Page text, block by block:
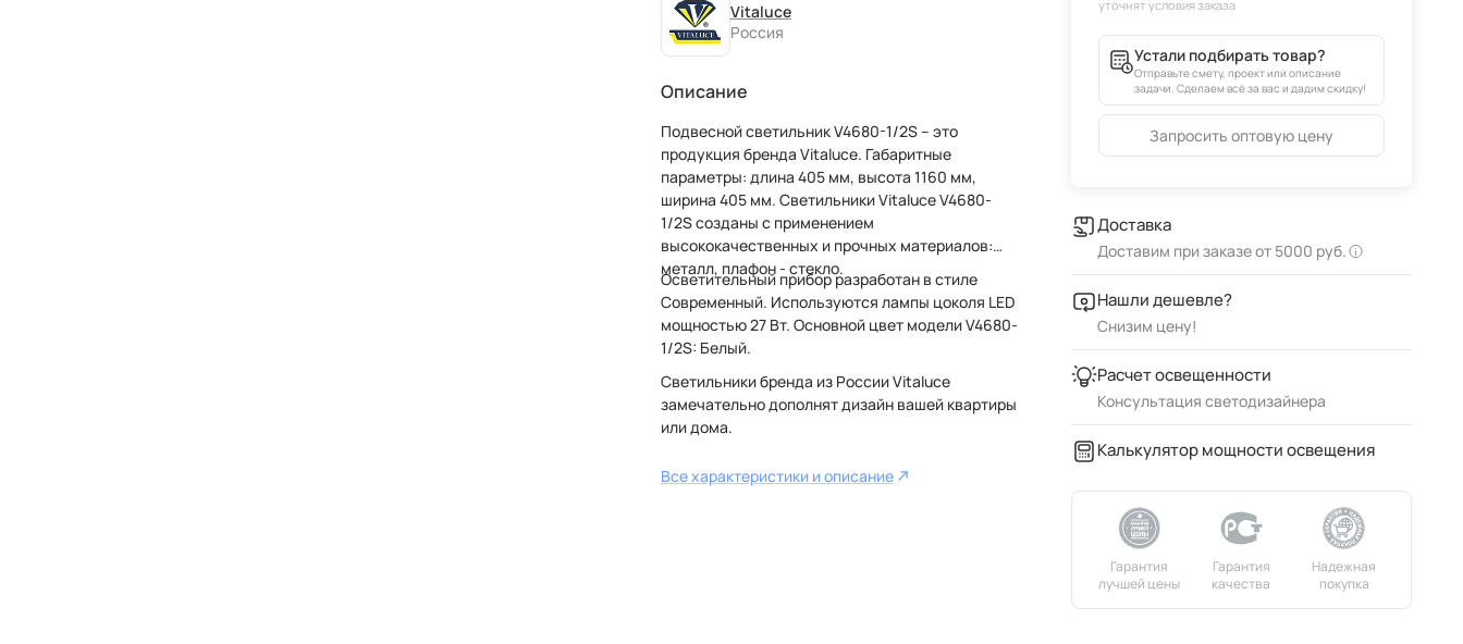
Vitaluce
Россия
Описание
Подвесной светильник V4680-1/2S – это
продукция бренда Vitaluce. Габаритные
параметры: длина 405 мм, высота 1160 мм,
ширина 405 мм. Светильники Vitaluce V4680-
1/2S созданы с применением
высококачественных и прочных материалов:
металл, плафон - стекло.
Осветительный прибор разработан в стиле
Современный. Используются лампы цоколя LED
мощностью 27 Вт. Основной цвет модели V4680-
1/2S: Белый.
Светильники бренда из России Vitaluce
замечательно дополнят дизайн вашей квартиры
или дома.
Все характеристики и описание
Устали подбирать товар?
Отправьте смету, проект или описание
задачи. Сделаем всё за вас и дадим скидку!
Запросить оптовую цену
Доставка
Доставим при заказе от 5000 руб.
Нашли дешевле?
Снизим цену!
Расчет освещенности
Консультация светодизайнера
Калькулятор мощности освещения